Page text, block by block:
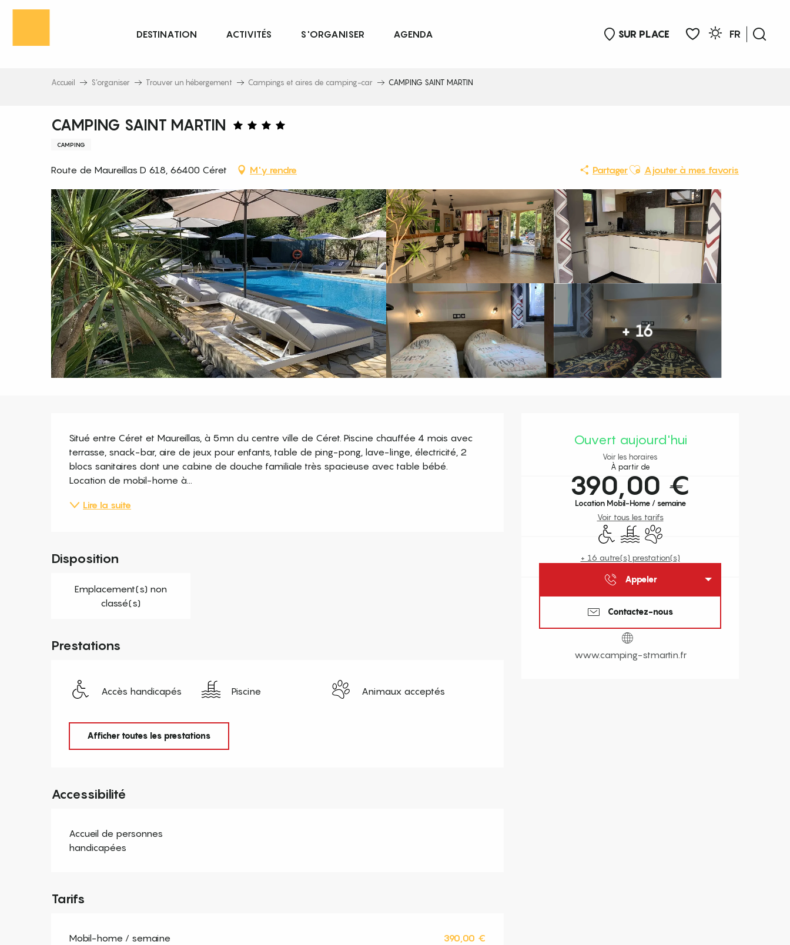
Aller
principal
SUR PLACE
FR
DESTINATION ACTIVITÉS S'ORGANISER AGENDA
Accueil S’organiser Trouver un hébergement Campings et aires de camping-car CAMPING SAINT MARTIN
CAMPING SAINT MARTIN
CAMPING
Route de Maureillas D 618, 66400 Céret M'y rendre PartagerAjouter aux favoris
Ajouter à mes favoris
+ 16
Ouvert aujourd'hui
Voir les horaires
À partir de
390,00 €
Location Mobil-Home / semaine
Voir tous les tarifs
Accès handicapés
PiscineAnimaux acceptés
+ 16 autre(s) prestation(s)
Appeler
Contactez-nous
www.camping-stmartin.fr
Description
Situé entre Céret et Maureillas, à 5mn du centre ville de Céret. Piscine chauffée 4 mois avec
terrasse, snack-bar, aire de jeux pour enfants, table de ping-pong, lave-linge, électricité, 2
blocs sanitaires dont une cabine de douche familiale très spacieuse avec table bébé.
Location de mobil-home à...
Lire la suite
Disposition
Emplacement(s) non
classé(s)
Prestations
Accès handicapés Piscine Animaux acceptés
Afficher toutes les prestations
Accessibilité
Accueil de personnes
handicapées
Tarifs
Mobil-home / semaine
390,00 €